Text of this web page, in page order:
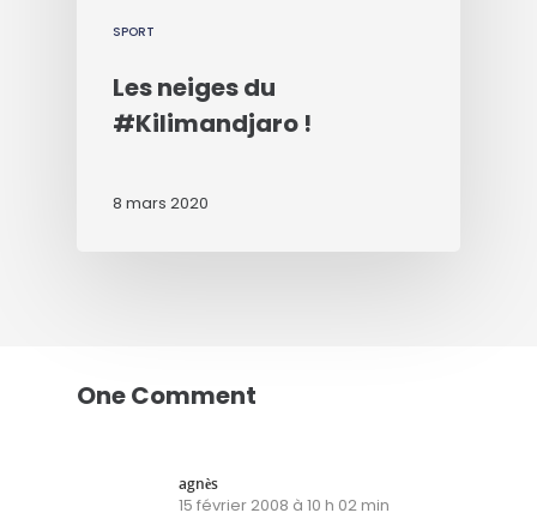
SPORT
Les neiges du
#Kilimandjaro !
8 mars 2020
One Comment
agnès
15 février 2008 à 10 h 02 min